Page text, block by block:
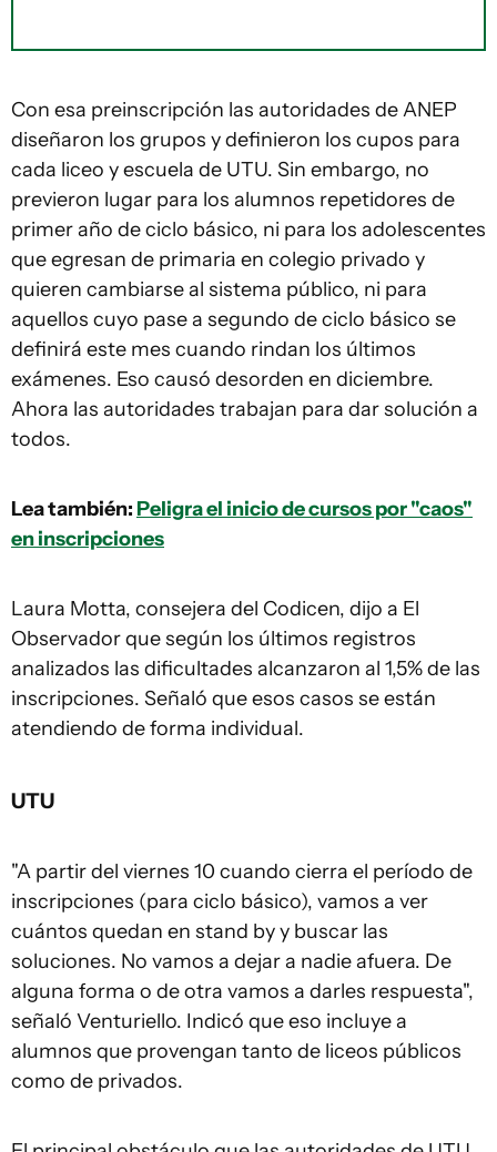
Con esa preinscripción las autoridades de ANEP
diseñaron los grupos y definieron los cupos para
cada liceo y escuela de UTU. Sin embargo, no
previeron lugar para los alumnos repetidores de
primer año de ciclo básico, ni para los adolescentes
que egresan de primaria en colegio privado y
quieren cambiarse al sistema público, ni para
aquellos cuyo pase a segundo de ciclo básico se
definirá este mes cuando rindan los últimos
exámenes. Eso causó desorden en diciembre.
Ahora las autoridades trabajan para dar solución a
todos.
Lea también:Peligra el inicio de cursos por "caos"
en inscripciones
Laura Motta, consejera del Codicen, dijo a El
Observadorque según los últimos registros
analizados las dificultades alcanzaron al 1,5% de las
inscripciones. Señaló que esos casos se están
atendiendo de forma individual.
UTU
"A partir del viernes 10 cuando cierra el período de
inscripciones (para ciclo básico), vamos a ver
cuántos quedan en stand by y buscar las
soluciones. No vamos a dejar a nadie afuera. De
alguna forma o de otra vamos a darles respuesta",
señaló Venturiello. Indicó que eso incluye a
alumnos que provengan tanto de liceos públicos
como de privados.